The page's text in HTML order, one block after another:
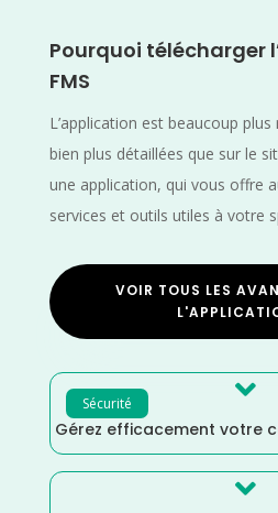
Pourquoi télécharger
FMS
L’application est beaucoup
bien plus détaillées que sur le
une application, qui vous offre
services et outils utiles à votre
VOIR TOUS LES
Sécurité 
Gérez efficacement votre
